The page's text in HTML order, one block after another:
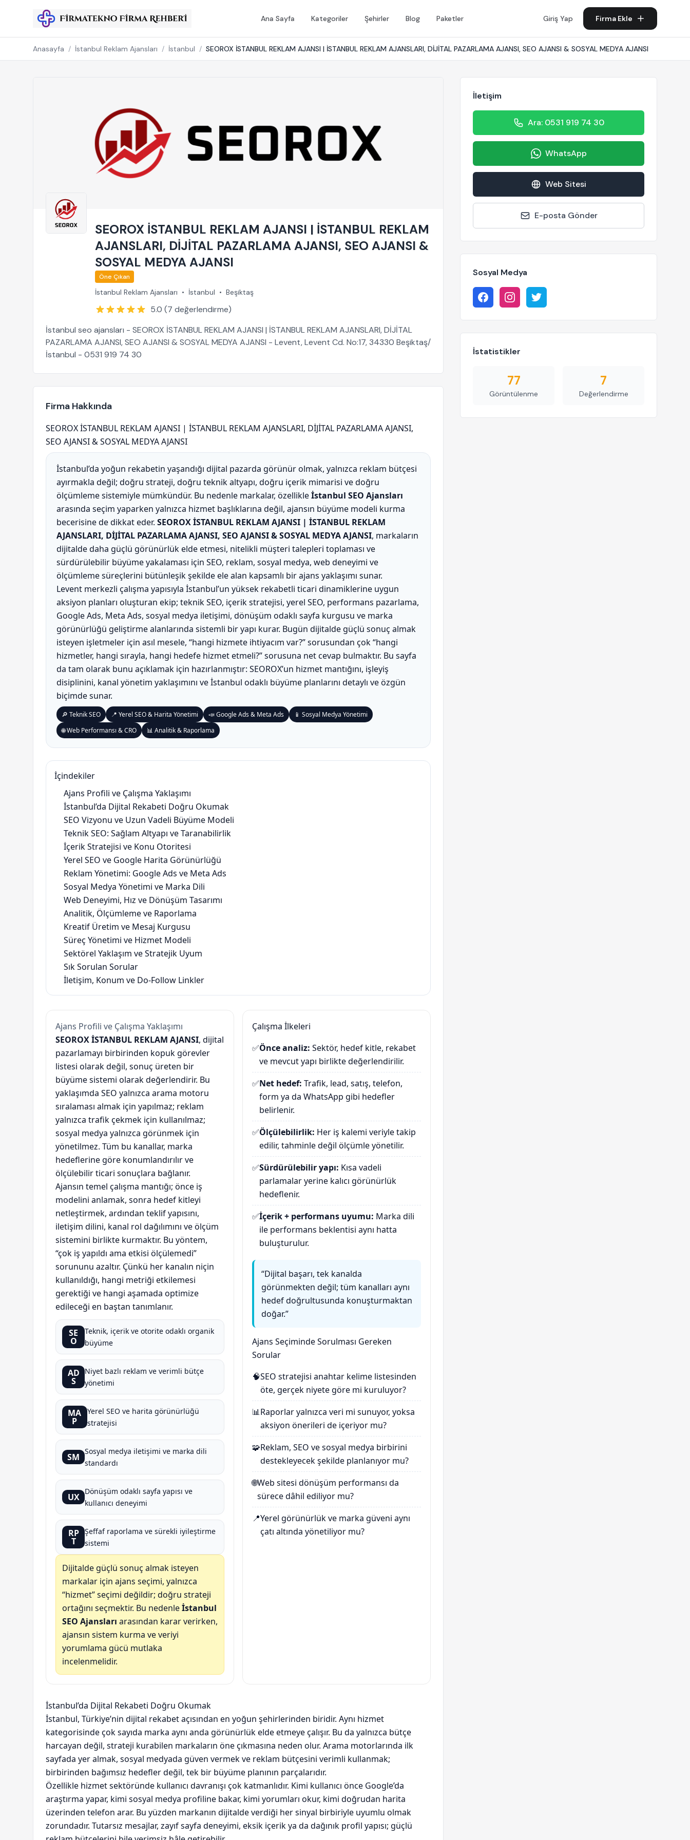
Ana Sayfa Kategoriler Şehirler Blog Paketler Giriş Yap Firma Ekle
Anasayfa / İstanbul Reklam Ajansları / İstanbul / SEOROX İSTANBUL REKLAM AJANSI | İSTANBUL REKLAM AJANSLARI, DİJİTAL PAZARLAMA AJANSI, SEO AJANSI & SOSYAL MEDYA AJANSI
SEOROX İSTANBUL REKLAM AJANSI | İSTANBUL REKLAM
AJANSLARI, DİJİTAL PAZARLAMA AJANSI, SEO AJANSI &
SOSYAL MEDYA AJANSI
Öne Çıkan
İstanbul Reklam Ajansları • İstanbul • Beşiktaş
5.0 (7 değerlendirme)
İstanbul seo ajansları - SEOROX İSTANBUL REKLAM AJANSI | İSTANBUL REKLAM AJANSLARI, DİJİTAL
PAZARLAMA AJANSI, SEO AJANSI & SOSYAL MEDYA AJANSI - Levent, Levent Cd. No:17, 34330 Beşiktaş/
İstanbul - 0531 919 74 30
Firma Hakkında
SEOROX İSTANBUL REKLAM AJANSI | İSTANBUL REKLAM AJANSLARI, DİJİTAL PAZARLAMA AJANSI,
SEO AJANSI & SOSYAL MEDYA AJANSI
İstanbul’da yoğun rekabetin yaşandığı dijital pazarda görünür olmak, yalnızca reklam bütçesi
ayırmakla değil; doğru strateji, doğru teknik altyapı, doğru içerik mimarisi ve doğru
ölçümleme sistemiyle mümkündür. Bu nedenle markalar, özellikleİstanbul SEO Ajansları
arasında seçim yaparken yalnızca hizmet başlıklarına değil, ajansın büyüme modeli kurma
becerisine de dikkat eder. SEOROX İSTANBUL REKLAM AJANSI | İSTANBUL REKLAM
AJANSLARI, DİJİTAL PAZARLAMA AJANSI, SEO AJANSI & SOSYAL MEDYA AJANSI, markaların
dijitalde daha güçlü görünürlük elde etmesi, nitelikli müşteri talepleri toplaması ve
sürdürülebilir büyüme yakalaması için SEO, reklam, sosyal medya, web deneyimi ve
ölçümleme süreçlerini bütünleşik şekilde ele alan kapsamlı bir ajans yaklaşımı sunar.
Levent merkezli çalışma yapısıyla İstanbul’un yüksek rekabetli ticari dinamiklerine uygun
aksiyon planları oluşturan ekip; teknik SEO, içerik stratejisi, yerel SEO, performans pazarlama,
Google Ads, Meta Ads, sosyal medya iletişimi, dönüşüm odaklı sayfa kurgusu ve marka
görünürlüğü geliştirme alanlarında sistemli bir yapı kurar. Bugün dijitalde güçlü sonuç almak
isteyen işletmeler için asıl mesele, “hangi hizmete ihtiyacım var?” sorusundan çok “hangi
hizmetler, hangi sırayla, hangi hedefe hizmet etmeli?” sorusuna net cevap bulmaktır. Bu sayfa
da tam olarak bunu açıklamak için hazırlanmıştır: SEOROX’un hizmet mantığını, işleyiş
disiplinini, kanal yönetim yaklaşımını ve İstanbul odaklı büyüme planlarını detaylı ve özgün
biçimde sunar.
🔎 Teknik SEO 📍 Yerel SEO & Harita Yönetimi 📣 Google Ads & Meta Ads
📱 Sosyal Medya Yönetimi
🌐 Web Performansı & CRO
📊 Analitik & Raporlama
İçindekiler
Ajans Profili ve Çalışma Yaklaşımı
İstanbul’da Dijital Rekabeti Doğru Okumak
SEO Vizyonu ve Uzun Vadeli Büyüme Modeli
Teknik SEO: Sağlam Altyapı ve Taranabilirlik
İçerik Stratejisi ve Konu Otoritesi
Yerel SEO ve Google Harita Görünürlüğü
Reklam Yönetimi: Google Ads ve Meta Ads
Sosyal Medya Yönetimi ve Marka Dili
Web Deneyimi, Hız ve Dönüşüm Tasarımı
Analitik, Ölçümleme ve Raporlama
Kreatif Üretim ve Mesaj Kurgusu
Süreç Yönetimi ve Hizmet Modeli
Sektörel Yaklaşım ve Stratejik Uyum
Sık Sorulan Sorular
İletişim, Konum ve Do-Follow Linkler
Ajans Profili ve Çalışma Yaklaşımı
SEOROX İSTANBUL REKLAM AJANSI, dijital
pazarlamayı birbirinden kopuk görevler
listesi olarak değil, sonuç üreten bir
büyüme sistemi olarak değerlendirir. Bu
yaklaşımda SEO yalnızca arama motoru
sıralaması almak için yapılmaz; reklam
yalnızca trafik çekmek için kullanılmaz;
sosyal medya yalnızca görünmek için
yönetilmez. Tüm bu kanallar, marka
hedeflerine göre konumlandırılır ve
ölçülebilir ticari sonuçlara bağlanır.
Ajansın temel çalışma mantığı; önce iş
modelini anlamak, sonra hedef kitleyi
netleştirmek, ardından teklif yapısını,
iletişim dilini, kanal rol dağılımını ve ölçüm
sistemini birlikte kurmaktır. Bu yöntem,
“çok iş yapıldı ama etkisi ölçülemedi”
sorununu azaltır. Çünkü her kanalın niçin
kullanıldığı, hangi metriği etkilemesi
gerektiği ve hangi aşamada optimize
edileceği en baştan tanımlanır.
SE
O
Teknik, içerik ve otorite odaklı organik
büyüme
AD
S
Niyet bazlı reklam ve verimli bütçe
yönetimi
MA
P
Yerel SEO ve harita görünürlüğü
stratejisi
SM
Sosyal medya iletişimi ve marka dili
standardı
UX
Dönüşüm odaklı sayfa yapısı ve
kullanıcı deneyimi
RP
T
Şeffaf raporlama ve sürekli iyileştirme
sistemi
Dijitalde güçlü sonuç almak isteyen
markalar için ajans seçimi, yalnızca
“hizmet” seçimi değildir; doğru strateji
ortağını seçmektir. Bu nedenleİstanbul
SEO Ajansları arasından karar verirken,
ajansın sistem kurma ve veriyi
yorumlama gücü mutlaka
incelenmelidir.
Çalışma İlkeleri
✅Önce analiz: Sektör, hedef kitle, rekabet
ve mevcut yapı birlikte değerlendirilir.
✅Net hedef: Trafik, lead, satış, telefon,
form ya da WhatsApp gibi hedefler
belirlenir.
✅Ölçülebilirlik: Her iş kalemi veriyle takip
edilir, tahminle değil ölçümle yönetilir.
✅Sürdürülebilir yapı: Kısa vadeli
parlamalar yerine kalıcı görünürlük
hedeflenir.
✅İçerik + performans uyumu: Marka dili
ile performans beklentisi aynı hatta
buluşturulur.
“Dijital başarı, tek kanalda
görünmekten değil; tüm kanalları aynı
hedef doğrultusunda konuşturmaktan
doğar.”
Ajans Seçiminde Sorulması Gereken
Sorular
🧠SEO stratejisi anahtar kelime listesinden
öte, gerçek niyete göre mi kuruluyor?
📊Raporlar yalnızca veri mi sunuyor, yoksa
aksiyon önerileri de içeriyor mu?
🧩Reklam, SEO ve sosyal medya birbirini
destekleyecek şekilde planlanıyor mu?
🌐Web sitesi dönüşüm performansı da
sürece dâhil ediliyor mu?
📍Yerel görünürlük ve marka güveni aynı
çatı altında yönetiliyor mu?
İstanbul’da Dijital Rekabeti Doğru Okumak
İstanbul, Türkiye’nin dijital rekabet açısından en yoğun şehirlerinden biridir. Aynı hizmet
kategorisinde çok sayıda marka aynı anda görünürlük elde etmeye çalışır. Bu da yalnızca bütçe
harcayan değil, strateji kurabilen markaların öne çıkmasına neden olur. Arama motorlarında ilk
sayfada yer almak, sosyal medyada güven vermek ve reklam bütçesini verimli kullanmak;
birbirinden bağımsız hedefler değil, tek bir büyüme planının parçalarıdır.
Özellikle hizmet sektöründe kullanıcı davranışı çok katmanlıdır. Kimi kullanıcı önce Google’da
araştırma yapar, kimi sosyal medya profiline bakar, kimi yorumları okur, kimi doğrudan harita
üzerinden telefon arar. Bu yüzden markanın dijitalde verdiği her sinyal birbiriyle uyumlu olmak
zorundadır. Tutarsız mesajlar, zayıf sayfa deneyimi, eksik içerik ya da dağınık profil yapısı; güçlü
İletişim
Ara: 0531 919 74 30
WhatsApp
Web Sitesi
E-posta Gönder
Sosyal Medya
İstatistikler
77
Görüntülenme
7
Değerlendirme